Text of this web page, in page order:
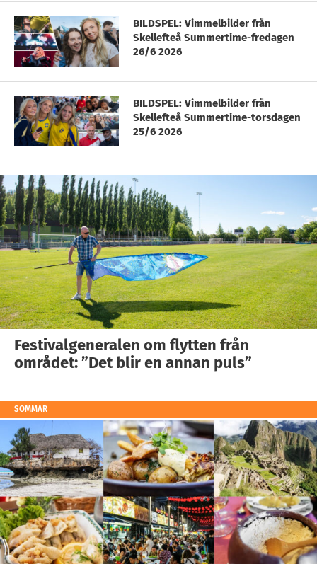
BILDSPEL: Vimmelbilder från
Skellefteå Summertime-fredagen
26/6 2026
BILDSPEL: Vimmelbilder från
Skellefteå Summertime-torsdagen
25/6 2026
Festivalgeneralen om flytten från
området: ”Det blir en annan puls”
SOMMAR